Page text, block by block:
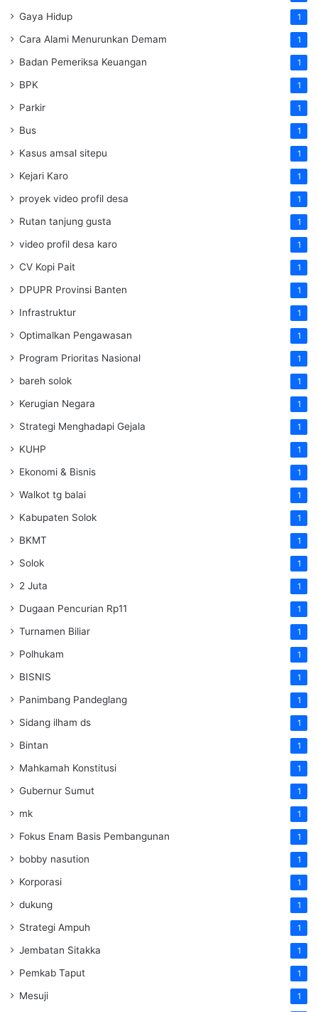
Gaya Hidup 1
Cara Alami Menurunkan Demam 1
Badan Pemeriksa Keuangan 1
BPK 1
Parkir 1
Bus 1
Kasus amsal sitepu 1
Kejari Karo 1
proyek video profil desa 1
Rutan tanjung gusta 1
video profil desa karo 1
CV Kopi Pait 1
DPUPR Provinsi Banten 1
Infrastruktur 1
Optimalkan Pengawasan 1
Program Prioritas Nasional 1
bareh solok 1
Kerugian Negara 1
Strategi Menghadapi Gejala 1
KUHP 1
Ekonomi & Bisnis 1
Walkot tg balai 1
Kabupaten Solok 1
BKMT 1
Solok 1
2 Juta 1
Dugaan Pencurian Rp11 1
Turnamen Biliar 1
Polhukam 1
BISNIS 1
Panimbang Pandeglang 1
Sidang ilham ds 1
Bintan 1
Mahkamah Konstitusi 1
Gubernur Sumut 1
mk 1
Fokus Enam Basis Pembangunan 1
bobby nasution 1
Korporasi 1
dukung 1
Strategi Ampuh 1
Jembatan Sitakka 1
Pemkab Taput 1
Mesuji 1